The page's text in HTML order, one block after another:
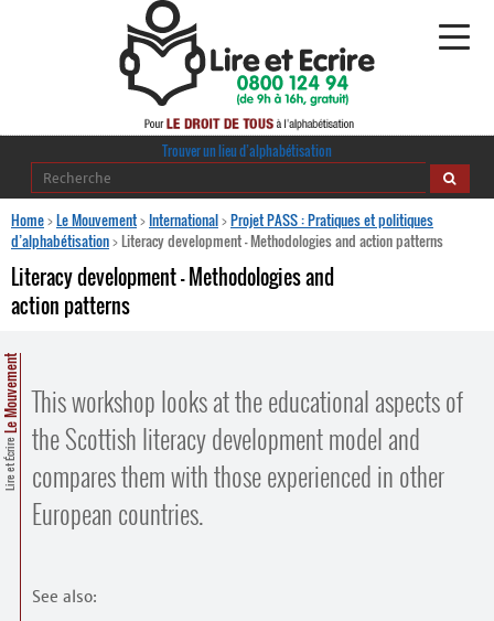
Alphabétisation
Publications
Espace presse
Trouver un lieu d’alphabétisation
Home>Le Mouvement>International>Projet PASS : Pratiques et politiques
d’alphabétisation>Literacy development – Methodologies and action patterns
Literacy development – Methodologies and
action patterns
Lire et Écrire
Le Mouvement This workshop looks at the educational aspects of
the Scottish literacy development model and
compares them with those experienced in other
European countries.
See also: